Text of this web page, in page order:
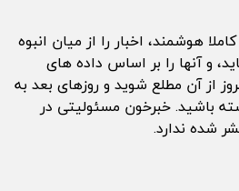
هوشمند، اخبار را از میان انبوه
و آنها را بر اساس داده های
از آن مطلع شوید و روزهای بعد به
باشید. خبرخون مسئولیتی در
شده ندارد.